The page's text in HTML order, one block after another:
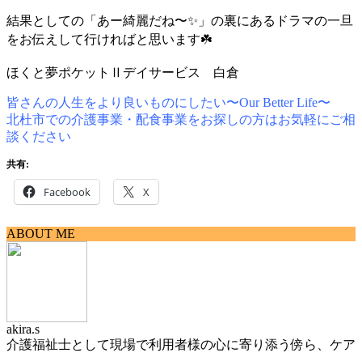
結果としての「あー綺麗だね〜✨」の裏にあるドラマの一旦
をお伝えして行ければと思います☘️
ほくと夢ポケットⅡデイサービス 白倉
皆さんの人生をより良いものにしたい〜Our Better Life〜
北杜市での介護事業・配食事業をお探しの方はお気軽にご相
談ください
共有:
Facebook X
ABOUT ME
akira.s
介護福祉士として現場で利用者様の心に寄り添う傍ら、ケア